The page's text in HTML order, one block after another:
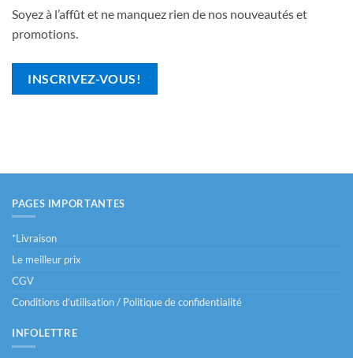
Soyez à l’affût et ne manquez rien de nos nouveautés et
promotions.
INSCRIVEZ-VOUS!
PAGES IMPORTANTES
*Livraison
Le meilleur prix
CGV
Conditions d’utilisation / Politique de confidentialité
INFOLETTRE